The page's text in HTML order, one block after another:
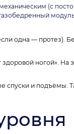
(с
одна — протез).
ногой». На
спуски и подъёмы.